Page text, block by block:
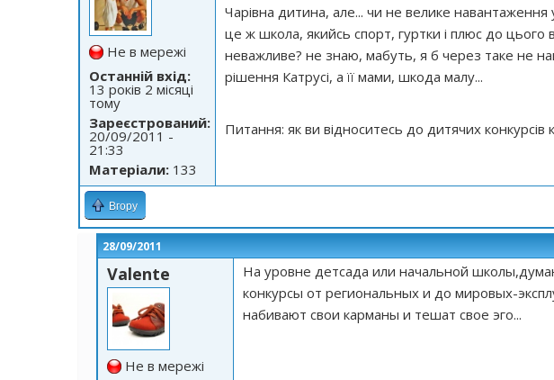
Не в мережі
Останній вхід:
13 років 2 місяці
тому
Зареєстрований:
20/09/2011 -
21:33
Матеріали: 133
Чарівна дитина, але... чи не велике навантаження
це ж школа, якийсь спорт, гуртки і плюс до цього
неважливе? не знаю, мабуть, я б через таке не
рішення Катрусі, а її мами, шкода малу...
Питання: як ви відноситесь до дитячих конкурсів
Вгору
28/09/2011
Valente
Не в мережі
На уровне детсада или начальной
конкурсы от региональных и до мировых-
набивают свои карманы и тешат свое эго...